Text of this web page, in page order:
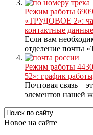
Режим работы
«ТРУДОВОЕ 2»:
контактные данные
Если вам
отделение почты
Режим работы
52»: график
Почтовая связь –
элементов нашей
Новое на сайте